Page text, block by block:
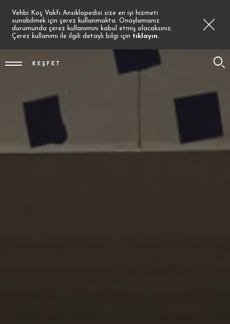
Vehbi Koç Vakfı Ansiklopedisi size en iyi hizmeti
sunabilmek için çerez kullanmakta. Onaylamanız
durumunda çerez kullanımını kabul etmiş olacaksınız.
Çerez kullanımı ile ilgili detaylı bilgi için tıklayın.
KEŞFET